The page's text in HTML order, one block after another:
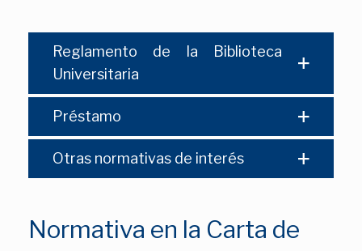
Reglamento de la Biblioteca
Universitaria
Préstamo
Otras normativas de interés
Normativa en la Carta de